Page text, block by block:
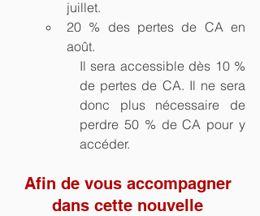
juillet.
20 % des pertes de CA en
août.
Il sera accessible dès 10 %
de pertes de CA. Il ne sera
donc plus nécessaire de
perdre 50 % de CA pour y
accéder.
Afin de vous accompagner
dans cette nouvelle